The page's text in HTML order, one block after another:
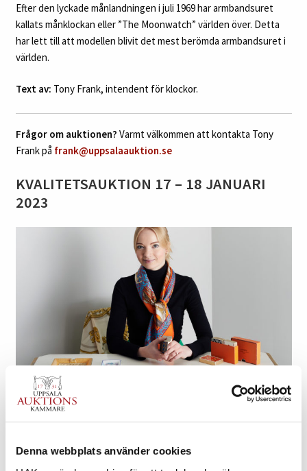
Denna webbplats använder cookies
Efter den lyckade månlandningen i juli 1969 har armbandsuret
kallats månklockan eller ”The Moonwatch” världen över. Detta
har lett till att modellen blivit det mest berömda armbandsuret i
världen.
Text av: Tony Frank, intendent för klockor.
Frågor om auktionen? Varmt välkommen att kontakta Tony
Frank på frank@uppsalaauktion.se
KVALITETSAUKTION 17 – 18 JANUARI
2023
I FOKUS
Läs mer om vad som är värt att uppmärksamma lite extra